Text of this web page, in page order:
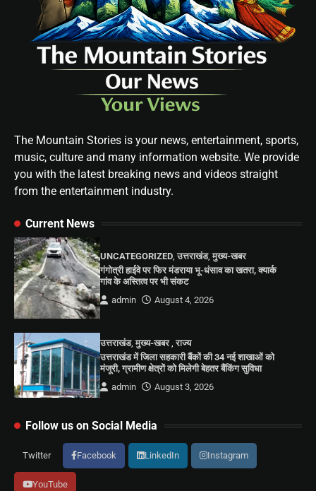
The Mountain Stories is your news, entertainment, sports,
music, culture and many information website. We provide
you with the latest breaking news and videos straight
from the entertainment industry.
Current News
UNCATEGORIZED ,उत्तराखंड,मुख्य-खबर
गंगोत्री हाईवे पर फिर मंडराया भू-धंसाव का खतरा, क्यार्क
गांव के अस्तित्व पर भी संकट
admin
August 4, 2026
उत्तराखंड,मुख्य-खबर,राज्य
उत्तराखंड में जिला सहकारी बैंकों की 34 नई शाखाओं को
मंजूरी, ग्रामीण क्षेत्रों को मिलेगी बेहतर बैंकिंग सुविधा
admin
August 3, 2026
Follow us on Social Media
Twitter Facebook LinkedIn Instagram
YouTube